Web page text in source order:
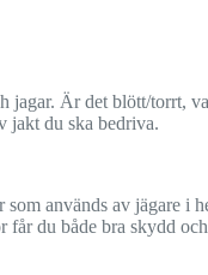
jagar. Är det blött/torrt,
jakt du ska bedriva.
används av jägare i
får du både bra skydd och